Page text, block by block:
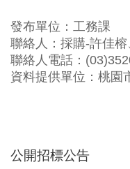
法
規
資
料
發布單位：工務課
聯絡人：採購-許佳
聯絡人電話：
資料提供單位：桃園
公開招標公告